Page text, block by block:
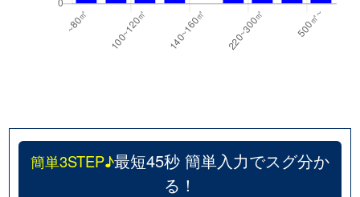
簡単3STEP♪最短45秒 簡単入力でスグ分か
る！